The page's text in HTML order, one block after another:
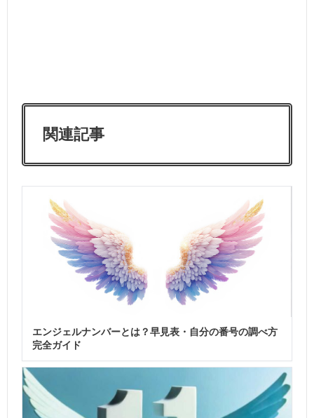
関連記事
エンジェルナンバーとは？早見表・自分の番号の調べ方
完全ガイド